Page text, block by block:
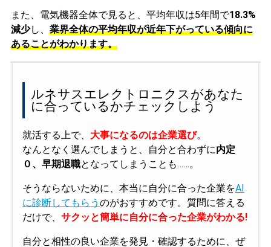
また、電気機器全体で見ると、平均年収は5年間で18.3%
減少し、 業界全体の平均年収が近年下がっている傾向に
あることがわかります。
ルネサスエレクトロニクスがあなた
に合っているかチェックしよう
就活する上で、 大事になるのは企業選び。
なんとなく選んでしまうと、自分と合わずに内定
０、早期退職となってしまうことも……。
そうならないために、本当に自分に合った企業をAI
に診断してもらう のがおすすめです。質問に答える
だけで、 サクッと簡単に自分に合った企業がわかる!
自分と相性の良い企業を発見・確認するために、ぜ